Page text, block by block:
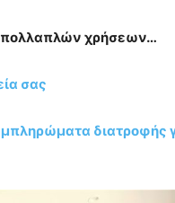
πολλαπλών χρήσεων…
σας
διατροφής